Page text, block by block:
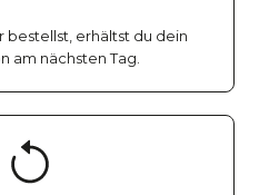
bestellst, erhältst du dein
am nächsten Tag.